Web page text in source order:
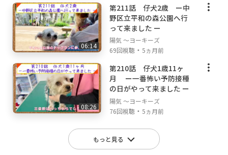
06:14
第211話 仔犬2歳 ー中
野区立平和の森公園へ行
って来ました ー
陽気 ～ヨーキーズ
69回視聴 ・5ヵ月前
08:26
第210話 仔犬1歳11ヶ
月 ー一番怖い予防接種
の日がやって来ました ー
陽気 ～ヨーキーズ
76回視聴 ・5ヵ月前
もっと見る